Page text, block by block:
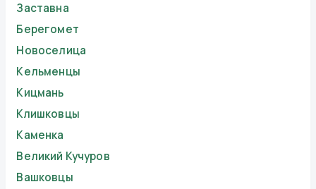
Заставна
Берегомет
Новоселица
Кельменцы
Кицмань
Клишковцы
Каменка
Великий Кучуров
Вашковцы